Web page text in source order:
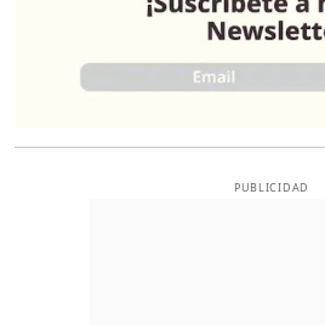
PUBLICIDAD